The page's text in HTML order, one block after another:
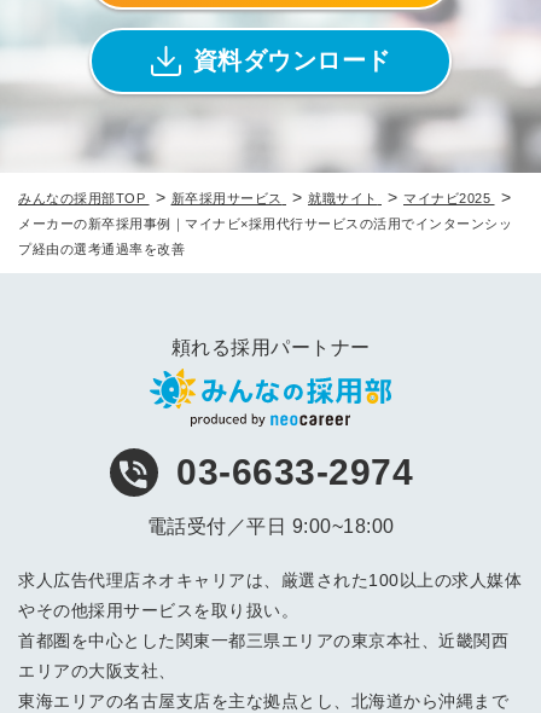
資料ダウンロード
みんなの採用部TOP > 新卒採用サービス > 就職サイト > マイナビ2025 >
メーカーの新卒採用事例｜マイナビ×採用代行サービスの活用でインターンシッ
プ経由の選考通過率を改善
頼れる採用パートナー
03-6633-2974
電話受付／平日 9:00~18:00
求人広告代理店ネオキャリアは、厳選された100以上の求人媒体
やその他採用サービスを取り扱い。
首都圏を中心とした関東一都三県エリアの東京本社、近畿関西
エリアの大阪支社、
東海エリアの名古屋支店を主な拠点とし、北海道から沖縄まで